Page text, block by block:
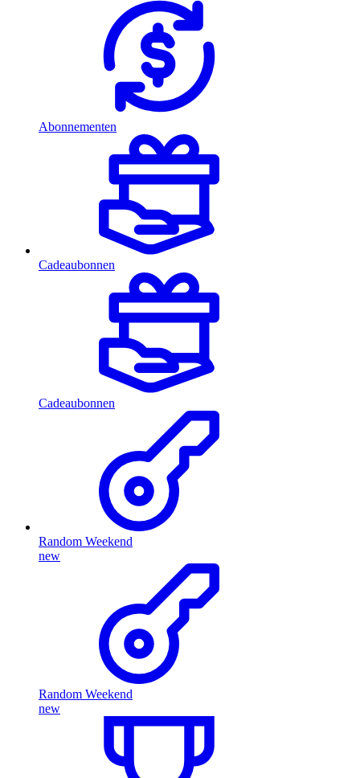
Abonnementen
Cadeaubonnen
Cadeaubonnen
Random Weekend
new
Random Weekend
new